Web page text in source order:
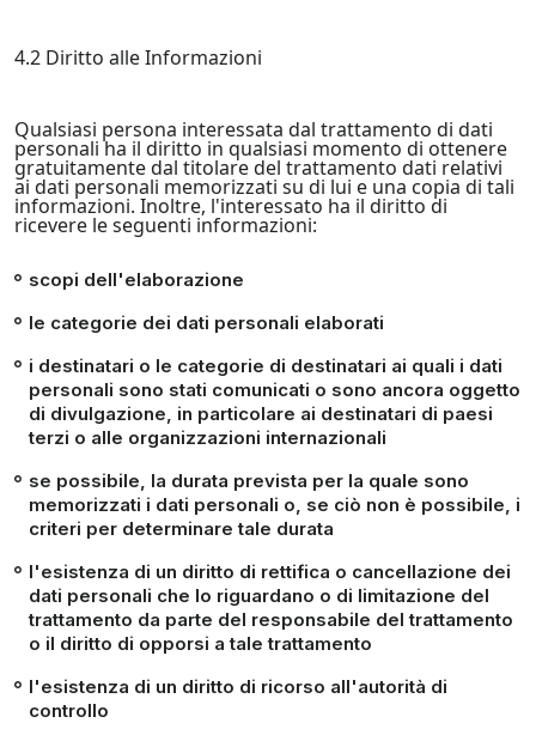
4.2 Diritto alle Informazioni
Qualsiasi persona interessata dal trattamento di dati
personali ha il diritto in qualsiasi momento di ottenere
gratuitamente dal titolare del trattamento dati relativi
ai dati personali memorizzati su di lui e una copia di tali
informazioni. Inoltre, l'interessato ha il diritto di
ricevere le seguenti informazioni:
scopi dell'elaborazione
le categorie dei dati personali elaborati
i destinatari o le categorie di destinatari ai quali i dati
personali sono stati comunicati o sono ancora oggetto
di divulgazione, in particolare ai destinatari di paesi
terzi o alle organizzazioni internazionali
se possibile, la durata prevista per la quale sono
memorizzati i dati personali o, se ciò non è possibile, i
criteri per determinare tale durata
l'esistenza di un diritto di rettifica o cancellazione dei
dati personali che lo riguardano o di limitazione del
trattamento da parte del responsabile del trattamento
o il diritto di opporsi a tale trattamento
l'esistenza di un diritto di ricorso all'autorità di
controllo